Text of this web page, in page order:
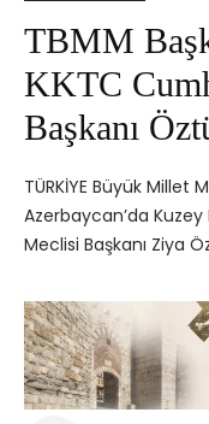
TBMM
KKTC
Başkanı
TÜRKİYE Büyük Millet
Azerbaycan’da
Meclisi Başkanı Ziya